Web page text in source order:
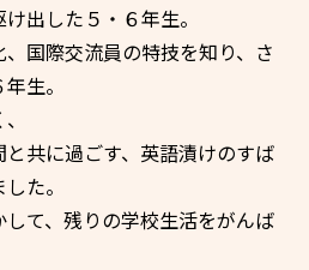
出した５・６年生。
国際交流員の特技を知り、さ
生。
共に過ごす、英語漬けのすば
た。
て、残りの学校生活をがんば